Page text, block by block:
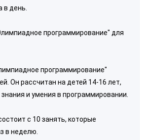
в день.
программирование" для
программирование"
Он рассчитан на детей 14-16 лет,
и умения в программировании.
с 10 занять, которые
в неделю.